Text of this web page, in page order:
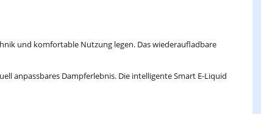
und komfortable Nutzung legen. Das wiederaufladbare
anpassbares Dampferlebnis. Die intelligente Smart E-Liquid